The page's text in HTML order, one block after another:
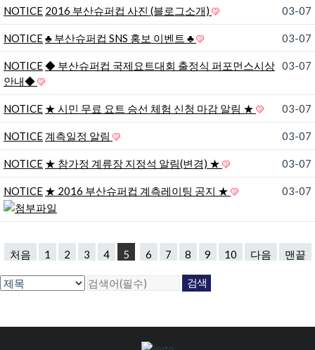
03-07
NOTICE 2016 부산슈퍼컵 사진 (블로그소개)
03-07
NOTICE♣ 부산슈퍼컵 SNS 홍보 이벤트 ♣
03-07
NOTICE◆ 부산슈퍼컵 국제요트대회 출정식 퍼포먼스시상
안내◆
03-07
NOTICE ★ 시민 무료 요트 승선 체험 신청 마감 알림 ★
03-07
NOTICE 계측일정 알림
03-07
NOTICE ★ 참가정 계류장 지정석 알림(변경) ★
03-07
NOTICE ★ 2016 부산슈퍼컵 계측레이팅 공지 ★
처음 1 2 3 4 5 6 7 8 9 10 다음 맨끝